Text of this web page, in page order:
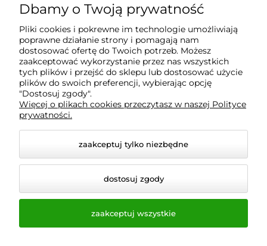
Informacje
O nas
Wyposażenie Gastronomii - Projekty Technologiczne -
Sklep Gastronomiczny - Serwis Sprzętu
Gastronomicznego | Gdańsk - Trójmiasto - Pomorskie
© 2026 a-bis.pl. Wszelkie prawa zastrzeżone.
Dbamy o Twoją prywatność
Pliki cookies i pokrewne im technologie umożliwiają
poprawne działanie strony i pomagają nam
dostosować ofertę do Twoich potrzeb. Możesz
zaakceptować wykorzystanie przez nas wszystkich
tych plików i przejść do sklepu lub dostosować użycie
plików do swoich preferencji, wybierając opcję
"Dostosuj zgody".
Więcej o plikach cookies przeczytasz w naszej Polityce
prywatności.
zaakceptuj tylko niezbędne
dostosuj zgody
zaakceptuj wszystkie